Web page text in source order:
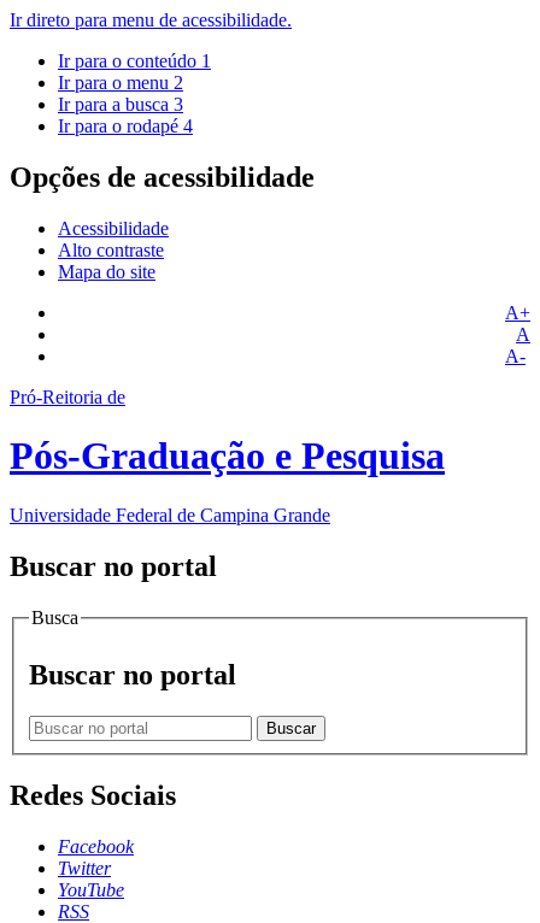
Ir direto para menu de acessibilidade.
Ir para o conteúdo 1
Ir para o menu 2
Ir para a busca 3
Ir para o rodapé 4
Opções de acessibilidade
Acessibilidade
Alto contraste
Mapa do site
A+
A
A-
Pró-Reitoria de
Pós-Graduação e Pesquisa
Universidade Federal de Campina Grande
Buscar no portal
Busca
Buscar no portal
Buscar
Redes Sociais
Facebook
Twitter
YouTube
RSS